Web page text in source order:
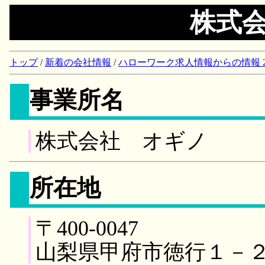
株式
トップ/ 新着の会社情報 /ハローワーク求人情報からの情報
事業所名
株式会社 オギノ
所在地
〒400-0047
山梨県甲府市徳行１－